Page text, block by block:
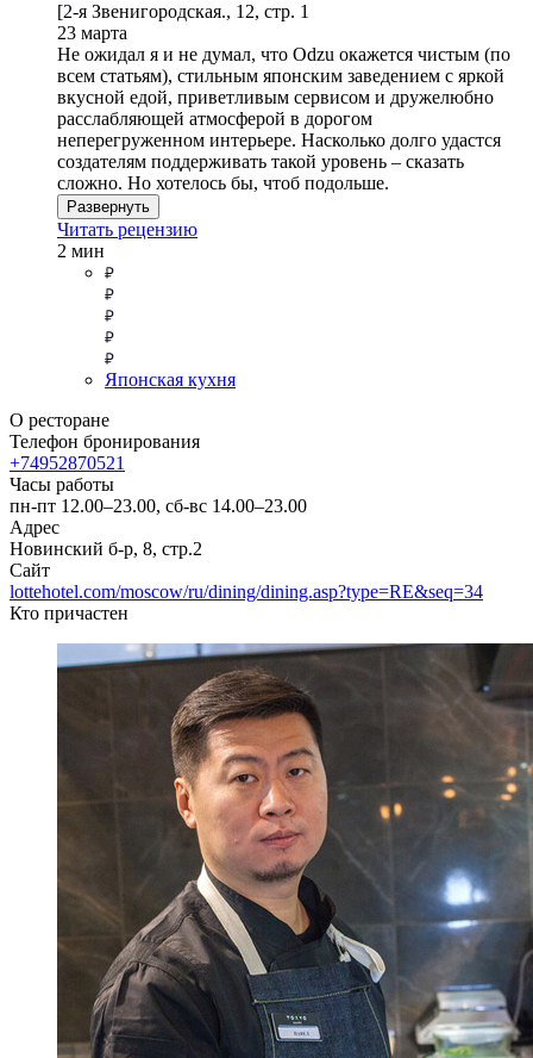
[2-я Звенигородская., 12, стр. 1
23 марта
Не ожидал я и не думал, что Odzu окажется чистым (по
всем статьям), стильным японским заведением с яркой
вкусной едой, приветливым сервисом и дружелюбно
расслабляющей атмосферой в дорогом
неперегруженном интерьере. Насколько долго удастся
создателям поддерживать такой уровень – сказать
сложно. Но хотелось бы, чтоб подольше.
Развернуть
Читать рецензию
2 мин
Японская кухня
О ресторане
Телефон бронирования
+74952870521
Часы работы
пн-пт 12.00–23.00, сб-вс 14.00–23.00
Адрес
Новинский б-р, 8, стр.2
Сайт
lottehotel.com/moscow/ru/dining/dining.asp?type=RE&seq=34
Кто причастен